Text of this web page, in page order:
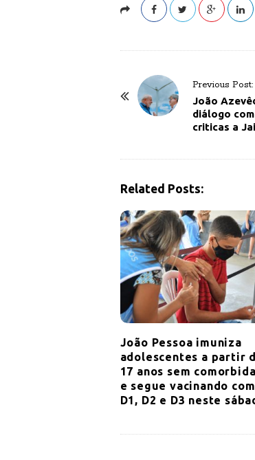
Previous Post:
João
diálogo
criticas a
Related Posts:
João Pessoa imuniza
adolescentes a partir
17 anos sem
e segue vacinando com
D1, D2 e D3 neste